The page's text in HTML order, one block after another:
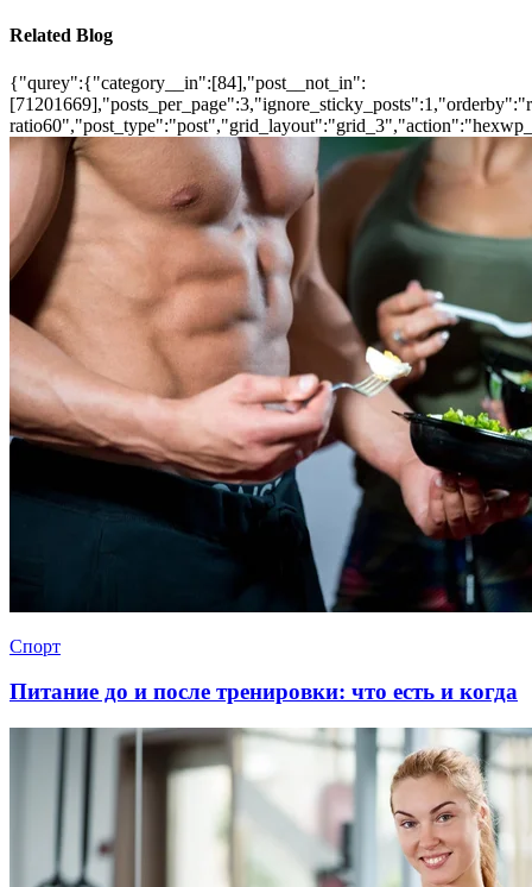
Related Blog
{"qurey":{"category__in":[84],"post__not_in":
Спорт
Питание до и после тренировки: что есть и когда